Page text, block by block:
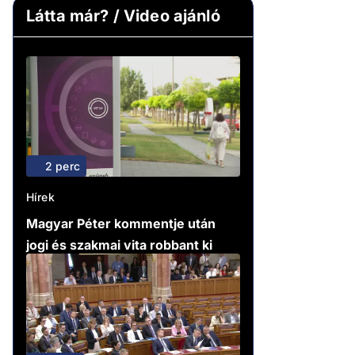
Látta már? / Video ajánló
2 perc
Hírek
Magyar Péter kommentje után
jogi és szakmai vita robbant ki